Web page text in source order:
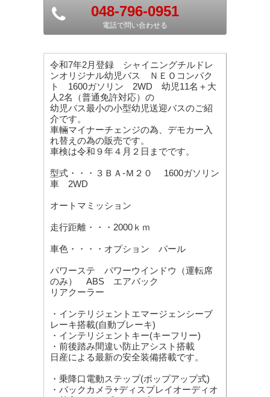
048-796-0951
電話で問い合わせる
令和7年2月登録 シャイニングチルドレ
ンオリジナル幼児バス ＮＥＯコンパク
ト 1600ガソリン 2WD 幼児11名＋大
人2名（普通免許対応）の
幼児バス最小の小型幼児送迎バスのご紹
介です。
車輛マイナーチェンジの為、デモカー入
れ替えの為の販売です。
車検は令和９年４月２日までです。
型式・・・３ＢＡ-Ｍ２０ 1600ガソリン
車 2WD
オートマミッション
走行距離・・・2000ｋｍ
車色・・・・オプション パール
パワーステ パワーウインドウ（運転席
のみ） ABS エアバック
リアクーラー
・インテリジェントエマージェンシーブ
レーキ搭載(自動ブレーキ)
・インテリジェントキー(キーフリー)
・前後踏み間違い防止アシスト搭載
日産による最新の安全装備搭載です。
・乗降口電動ステップ(ポップアップ式)
・バックカメラ+ディスプレイオーディオ